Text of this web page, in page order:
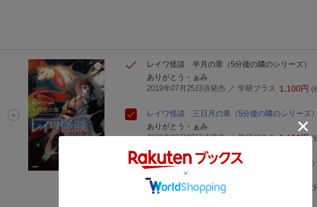
レイワ怪談 半月の章 （5分後の隣のシリーズ）
ありがとう・ぁみ
2019年07月25日頃発売 ／ 学研プラス 1,100円 (
レイワ怪談 三日月の章 （5分後の隣のシリーズ）
ありがとう・ぁみ
2020年02月20日頃発売／ 学研プラス 1,100円 (
レイワ怪談 十六夜の章 （5分後の隣のシリーズ）
ありがとう・ぁみ
2020年11月19日頃発売／ 学研プラス (